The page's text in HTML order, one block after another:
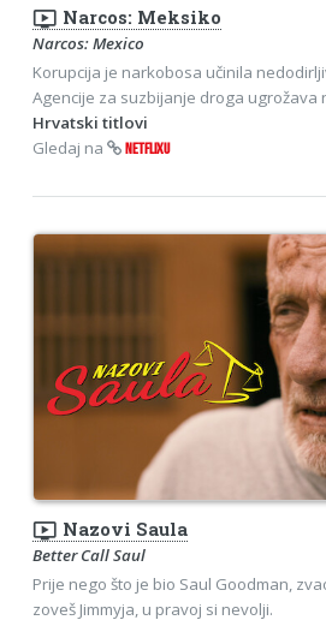
ondemand_video Narcos: Meksiko
Narcos: Mexico
Korupcija je narkobosa učinila
Agencije za suzbijanje droga ugrožava
Hrvatski titlovi
Gledaj na
NETFLIXU
ondemand_video Nazovi Saula
Better Call Saul
Prije nego što je bio Saul Goodman,
zoveš Jimmyja, u pravoj si nevolji.